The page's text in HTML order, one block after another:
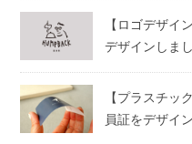
【ロゴデザイ
デザインしま
【プラスチッ
員証をデザイ